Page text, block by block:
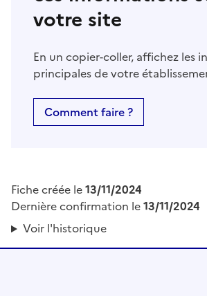
votre site
En un copier-coller, affichez les
principales de votre
Comment faire ?
Fiche créée le13/11/2024
Dernière confirmation le13/11/2024
Voir l'historique